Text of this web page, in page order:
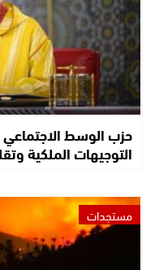
حزب الوسط الاجتماعي
التوجيهات الملكية
مستجدات